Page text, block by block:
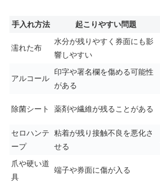
手入れ方法 起こりやすい問題
濡れた布
水分が残りやすく券面にも影
響しやすい
アルコール
印字や署名欄を傷める可能性
がある
除菌シート 薬剤や繊維が残ることがある
セロハンテ
ープ
粘着が残り接触不良を悪化さ
せる
爪や硬い道
具
端子や券面に傷が入る